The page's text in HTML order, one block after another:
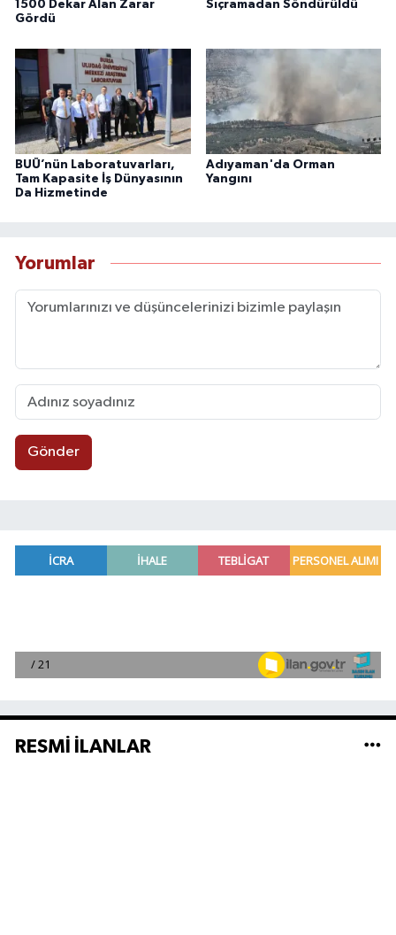
1500 Dekar Alan Zarar
Gördü
Sıçramadan Söndürüldü
BUÜ’nün Laboratuvarları,
Tam Kapasite İş Dünyasının
Da Hizmetinde
Adıyaman'da Orman
Yangını
Yorumlar
Gönder
RESMİ İLANLAR